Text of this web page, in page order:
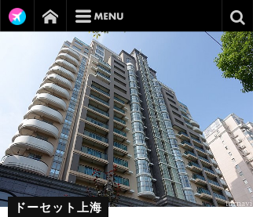
ドーセット上海